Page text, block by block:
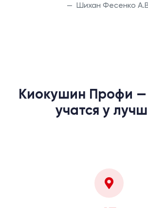
Шихан Фесенко
Киокушин Профи
учатся у